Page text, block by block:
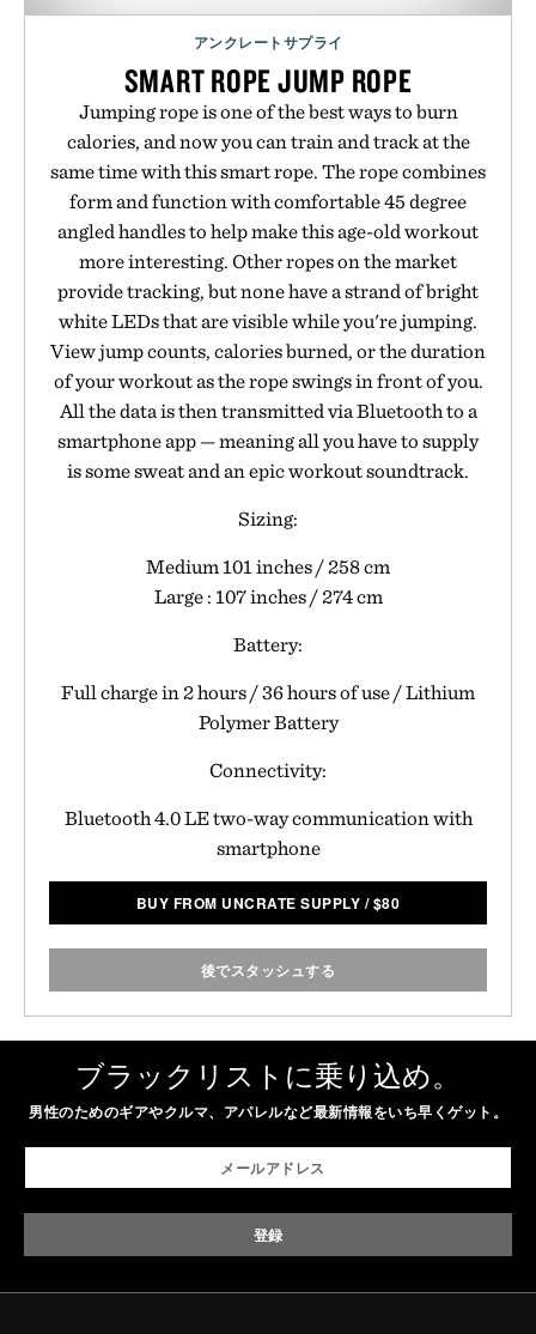
アンクレートサプライ
SMART ROPE JUMP ROPE
Jumping rope is one of the best ways to burn
calories, and now you can train and track at the
same time with this smart rope. The rope combines
form and function with comfortable 45 degree
angled handles to help make this age-old workout
more interesting. Other ropes on the market
provide tracking, but none have a strand of bright
white LEDs that are visible while you're jumping.
View jump counts, calories burned, or the duration
of your workout as the rope swings in front of you.
All the data is then transmitted via Bluetooth to a
smartphone app — meaning all you have to supply
is some sweat and an epic workout soundtrack.
Sizing:
Medium 101 inches / 258 cm
Large : 107 inches / 274 cm
Battery:
Full charge in 2 hours / 36 hours of use / Lithium
Polymer Battery
Connectivity:
Bluetooth 4.0 LE two-way communication with
smartphone
BUY FROM UNCRATE SUPPLY /$80
後でスタッシュする
ブラックリストに乗り込め。
男性のためのギアやクルマ、アパレルなど最新情報をいち早くゲット。